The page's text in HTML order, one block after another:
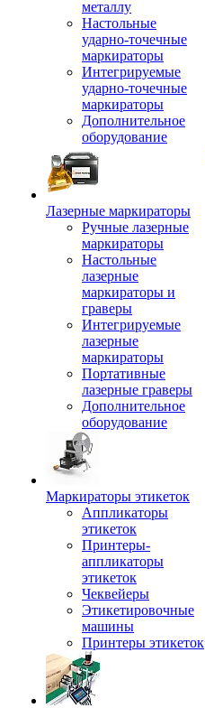
металлу
Настольные
ударно-точечные
маркираторы
Интегрируемые
ударно-точечные
маркираторы
Дополнительное
оборудование
Лазерные маркираторы
Ручные лазерные
маркираторы
Настольные
лазерные
маркираторы и
граверы
Интегрируемые
лазерные
маркираторы
Портативные
лазерные граверы
Дополнительное
оборудование
Маркираторы этикеток
Аппликаторы
этикеток
Принтеры-
аппликаторы
этикеток
Чеквейеры
Этикетировочные
машины
Принтеры этикеток